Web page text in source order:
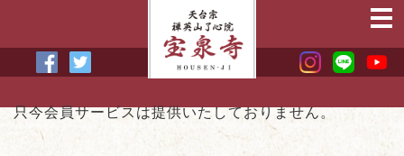
只今会員サービスは提供いたしておりません。